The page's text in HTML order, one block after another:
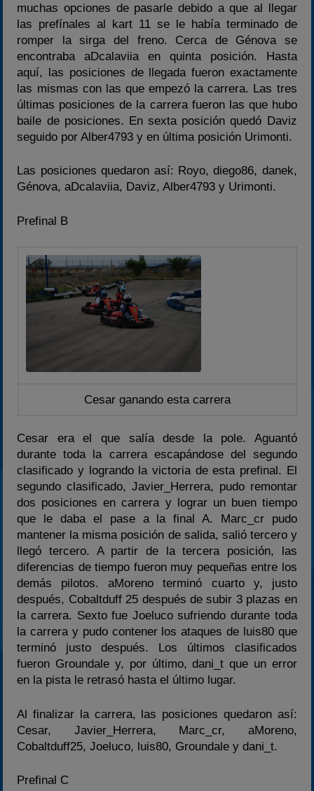
muchas opciones de pasarle debido a que al llegar
las prefínales al kart 11 se le había terminado de
romper la sirga del freno. Cerca de Génova se
encontraba aDcalaviia en quinta posición. Hasta
aquí, las posiciones de llegada fueron exactamente
las mismas con las que empezó la carrera. Las tres
últimas posiciones de la carrera fueron las que hubo
baile de posiciones. En sexta posición quedó Daviz
seguido por Alber4793 y en última posición Urimonti.
Las posiciones quedaron así: Royo, diego86, danek,
Génova, aDcalaviia, Daviz, Alber4793 y Urimonti.
Prefinal B
Cesar ganando esta carrera
Cesar era el que salía desde la pole. Aguantó
durante toda la carrera escapándose del segundo
clasificado y logrando la victoria de esta prefinal. El
segundo clasificado, Javier_Herrera, pudo remontar
dos posiciones en carrera y lograr un buen tiempo
que le daba el pase a la final A. Marc_cr pudo
mantener la misma posición de salida, salió tercero y
llegó tercero. A partir de la tercera posición, las
diferencias de tiempo fueron muy pequeñas entre los
demás pilotos. aMoreno terminó cuarto y, justo
después, Cobaltduff 25 después de subir 3 plazas en
la carrera. Sexto fue Joeluco sufriendo durante toda
la carrera y pudo contener los ataques de luis80 que
terminó justo después. Los últimos clasificados
fueron Groundale y, por último, dani_t que un error
en la pista le retrasó hasta el último lugar.
Al finalizar la carrera, las posiciones quedaron así:
Cesar, Javier_Herrera, Marc_cr, aMoreno,
Cobaltduff25, Joeluco, luis80, Groundale y dani_t.
Prefinal C